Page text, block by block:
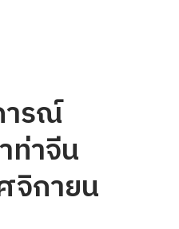
ารณ์
ท่าจีน
จิกายน